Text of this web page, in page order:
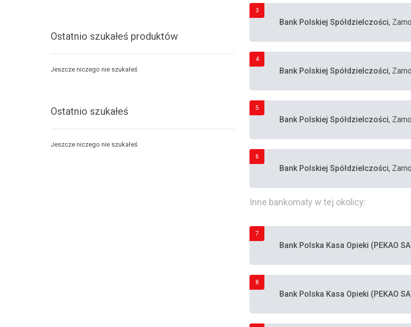
Ostatnio szukałeś produktów
Jeszcze niczego nie szukałeś
Ostatnio szukałeś
Jeszcze niczego nie szukałeś
3
Bank Polskiej Spółdzielczości,
4
Bank Polskiej Spółdzielczości,
5
Bank Polskiej Spółdzielczości,
6
Bank Polskiej Spółdzielczości,
Inne bankomaty w tej okolicy:
7
Bank Polska Kasa Opieki (PEKAO
8
Bank Polska Kasa Opieki (PEKAO